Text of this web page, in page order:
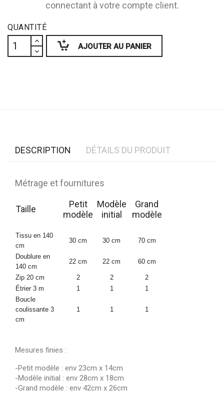
connectant à votre compte client.
QUANTITÉ
AJOUTER AU PANIER
DESCRIPTION DÉTAILS DU PRODUIT
Métrage et fournitures
Taille
Petit
modèle
Modèle
initial
Grand
modèle
Tissu en 140
cm
30 cm 30 cm 70 cm
Doublure en
140 cm
22 cm 22 cm 60 cm
Zip 20 cm 2 2
2
Étrier 3 m
1 1
1
Boucle
coulissante 3
cm
1 1 1
Mesures finies :
-Petit modèle : env 23cm x 14cm
-Modèle initial : env 28cm x 18cm
-Grand modèle : env 42cm x 26cm